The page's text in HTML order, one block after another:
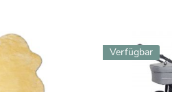
Verfügbar